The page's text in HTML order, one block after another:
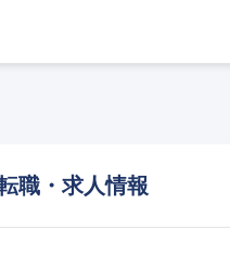
職・求人情報